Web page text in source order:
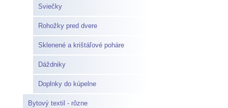
Sviečky
Rohožky pred dvere
Sklenené a krištáľové poháre
Dáždniky
Doplnky do kúpelne
Bytový textil - rôzne